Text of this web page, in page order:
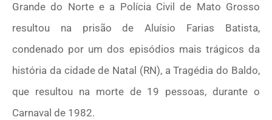
Grande do Norte e a Polícia Civil de Mato Grosso
resultou na prisão de Aluísio Farias Batista,
condenado por um dos episódios mais trágicos da
história da cidade de Natal (RN), a Tragédia do Baldo,
que resultou na morte de 19 pessoas, durante o
Carnaval de 1982.